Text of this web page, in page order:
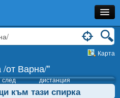
Карта
от Варна/"
след дистанция
към тази спирка